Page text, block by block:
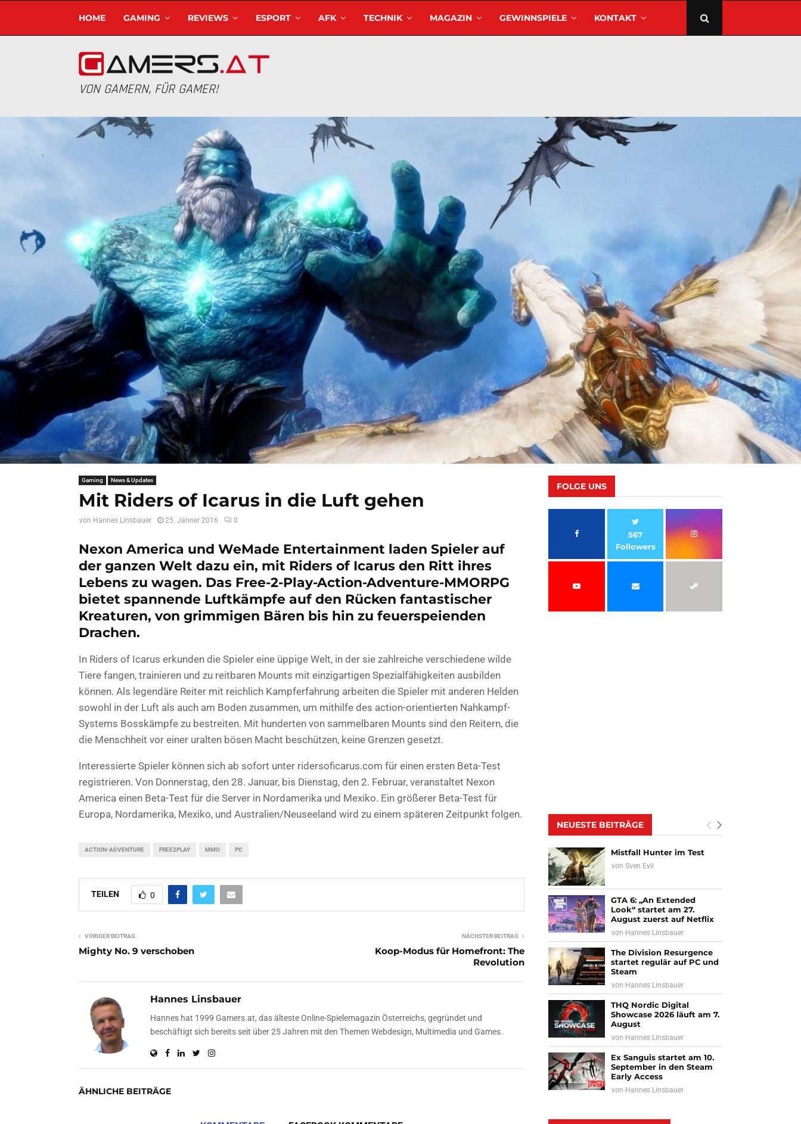
HOME GAMING REVIEWS ESPORT AFK TECHNIK MAGAZIN GEWINNSPIELE KONTAKT
VON GAMERN, FÜR GAMER!
Gaming News & Updates
Mit Riders of Icarus in die Luft gehen
von Hannes Linsbauer 25. Jänner 2016 0
Nexon America und WeMade Entertainment laden Spieler auf
der ganzen Welt dazu ein, mit Riders of Icarus den Ritt ihres
Lebens zu wagen. Das Free-2-Play-Action-Adventure-MMORPG
bietet spannende Luftkämpfe auf den Rücken fantastischer
Kreaturen, von grimmigen Bären bis hin zu feuerspeienden
Drachen.
In Riders of Icarus erkunden die Spieler eine üppige Welt, in der sie zahlreiche verschiedene wilde
Tiere fangen, trainieren und zu reitbaren Mounts mit einzigartigen Spezialfähigkeiten ausbilden
können. Als legendäre Reiter mit reichlich Kampferfahrung arbeiten die Spieler mit anderen Helden
sowohl in der Luft als auch am Boden zusammen, um mithilfe des action-orientierten Nahkampf-
Systems Bosskämpfe zu bestreiten. Mit hunderten von sammelbaren Mounts sind den Reitern, die
die Menschheit vor einer uralten bösen Macht beschützen, keine Grenzen gesetzt.
Interessierte Spieler können sich ab sofort unter ridersoficarus.com für einen ersten Beta-Test
registrieren. Von Donnerstag, den 28. Januar, bis Dienstag, den 2. Februar, veranstaltet Nexon
America einen Beta-Test für die Server in Nordamerika und Mexiko. Ein größerer Beta-Test für
Europa, Nordamerika, Mexiko, und Australien/Neuseeland wird zu einem späteren Zeitpunkt folgen.
ACTION-ADVENTURE FREE2PLAY MMO PC
TEILEN 0
VORIGER BEITRAG
Mighty No. 9 verschoben
NÄCHSTER BEITRAG
Koop-Modus für Homefront: The
Revolution
Hannes Linsbauer
Hannes hat 1999 Gamers.at, das älteste Online-Spielemagazin Österreichs, gegründet und
beschäftigt sich bereits seit über 25 Jahren mit den Themen Webdesign, Multimedia und Games.
ÄHNLICHE BEITRÄGE
FOLGE UNS
567
Followers
NEUESTE BEITRÄGE
Mistfall Hunter im Test
vonSven Evil
GTA 6: „An Extended
Look“ startet am 27.
August zuerst auf Netflix
von Hannes Linsbauer
The Division Resurgence
startet regulär auf PC und
Steam
von Hannes Linsbauer
THQ Nordic Digital
Showcase 2026 läuft am 7.
August
von Hannes Linsbauer
Ex Sanguis startet am 10.
September in den Steam
Early Access
von Hannes Linsbauer